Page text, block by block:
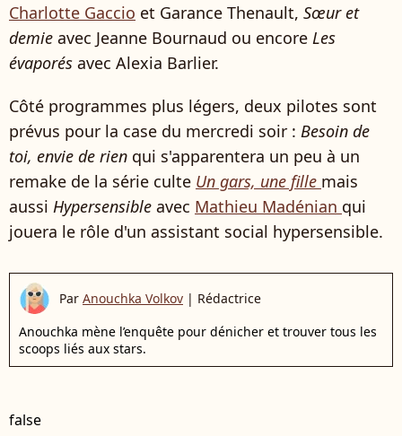
Charlotte Gaccio et Garance Thenault, Sœur et
demie avec Jeanne Bournaud ou encore Les
évaporés avec Alexia Barlier.
Côté programmes plus légers, deux pilotes sont
prévus pour la case du mercredi soir : Besoin de
toi, envie de rien qui s'apparentera un peu à un
remake de la série culte Un gars, une fille mais
aussi Hypersensible avec Mathieu Madénian qui
jouera le rôle d'un assistant social hypersensible.
Par Anouchka Volkov | Rédactrice
Anouchka mène l’enquête pour dénicher et trouver tous les
scoops liés aux stars.
false